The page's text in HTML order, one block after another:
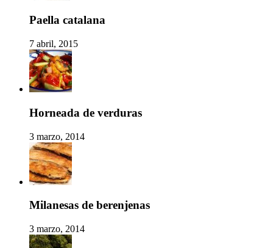
Paella catalana
7 abril, 2015
Horneada de verduras
3 marzo, 2014
Milanesas de berenjenas
3 marzo, 2014